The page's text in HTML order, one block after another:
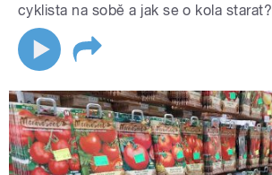
cyklista na sobě a jak se o kola starat?